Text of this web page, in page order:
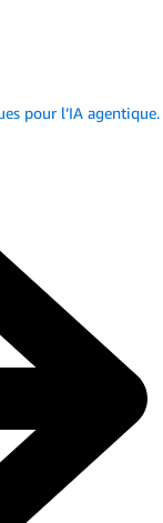
pour l’IA agentique.